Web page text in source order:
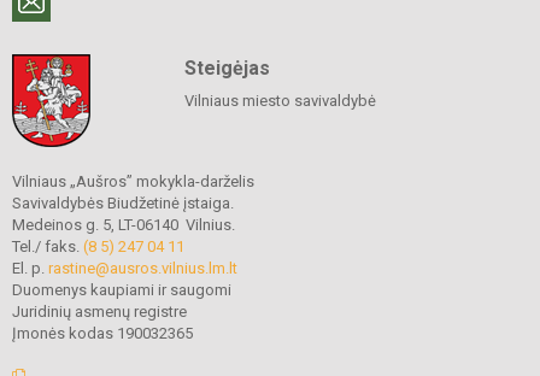
Steigėjas
Vilniaus miesto savivaldybė
Vilniaus „Aušros” mokykla-darželis
Savivaldybės Biudžetinė įstaiga.
Medeinos g. 5, LT-06140 Vilnius.
Tel./ faks. (8 5) 247 04 11
El. p. rastine@ausros.vilnius.lm.lt
Duomenys kaupiami ir saugomi
Juridinių asmenų registre
Įmonės kodas 190032365